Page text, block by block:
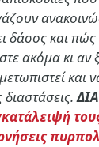
δάσος και
ακόμα κι αν
και
διαστάσεις.